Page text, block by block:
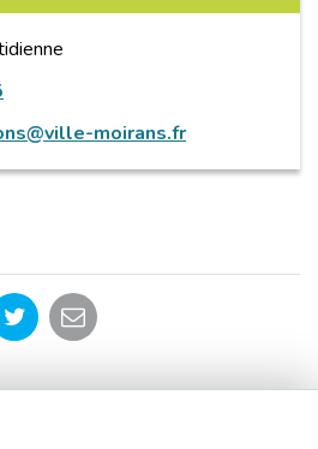
moirans.fr
Partager
Twitter
Partager
email